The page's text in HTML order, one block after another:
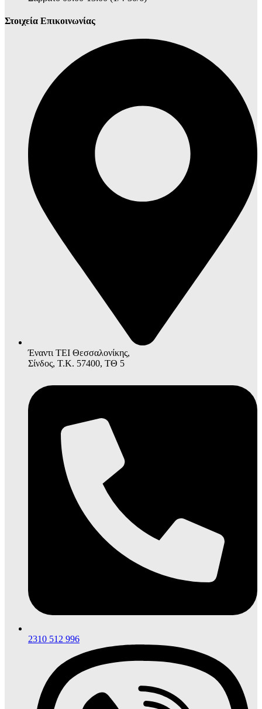
Στοιχεία Επικοινωνίας
Έναντι ΤΕΙ Θεσσαλονίκης,
Σίνδος, Τ.Κ. 57400, ΤΘ 5
2310 512 996